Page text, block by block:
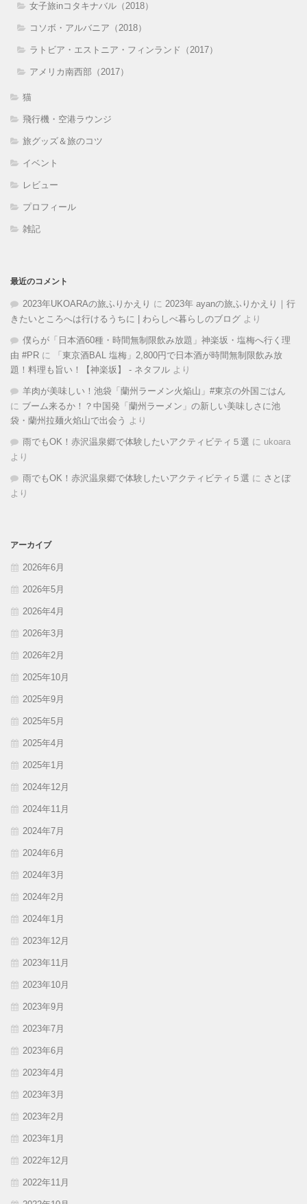
女子旅inコタキナバル（2018）
コソボ・アルバニア（2018）
ラトビア・エストニア・フィンランド（2017）
アメリカ南西部（2017）
猫
飛行機・空港ラウンジ
旅グッズ＆旅のコツ
イベント
レビュー
プロフィール
雑記
最近のコメント
2023年UKOARAの旅ふりかえり に 2023年 ayanの旅ふりかえり｜行
きたいところへは行けるうちに | わらしべ暮らしのブログ より
僕らが「日本酒60種・時間無制限飲み放題」神楽坂・塩梅へ行く理
由 #PR に
「東京酒BAL 塩梅」2,800円で日本酒が時間無制限飲み放
題！料理も旨い！【神楽坂】 - ネタフル より
羊肉が美味しい！池袋「蘭州ラーメン火焔山」#東京の外国ごはん
に ブーム来るか！？中国発「蘭州ラーメン」の新しい美味しさに池
袋・蘭州拉麺火焰山で出会う より
雨でもOK！赤沢温泉郷で体験したいアクティビティ５選 に ukoara
より
雨でもOK！赤沢温泉郷で体験したいアクティビティ５選 に さとぼ
より
アーカイブ
2026年6月
2026年5月
2026年4月
2026年3月
2026年2月
2025年10月
2025年9月
2025年5月
2025年4月
2025年1月
2024年12月
2024年11月
2024年7月
2024年6月
2024年3月
2024年2月
2024年1月
2023年12月
2023年11月
2023年10月
2023年9月
2023年7月
2023年6月
2023年4月
2023年3月
2023年2月
2023年1月
2022年12月
2022年11月